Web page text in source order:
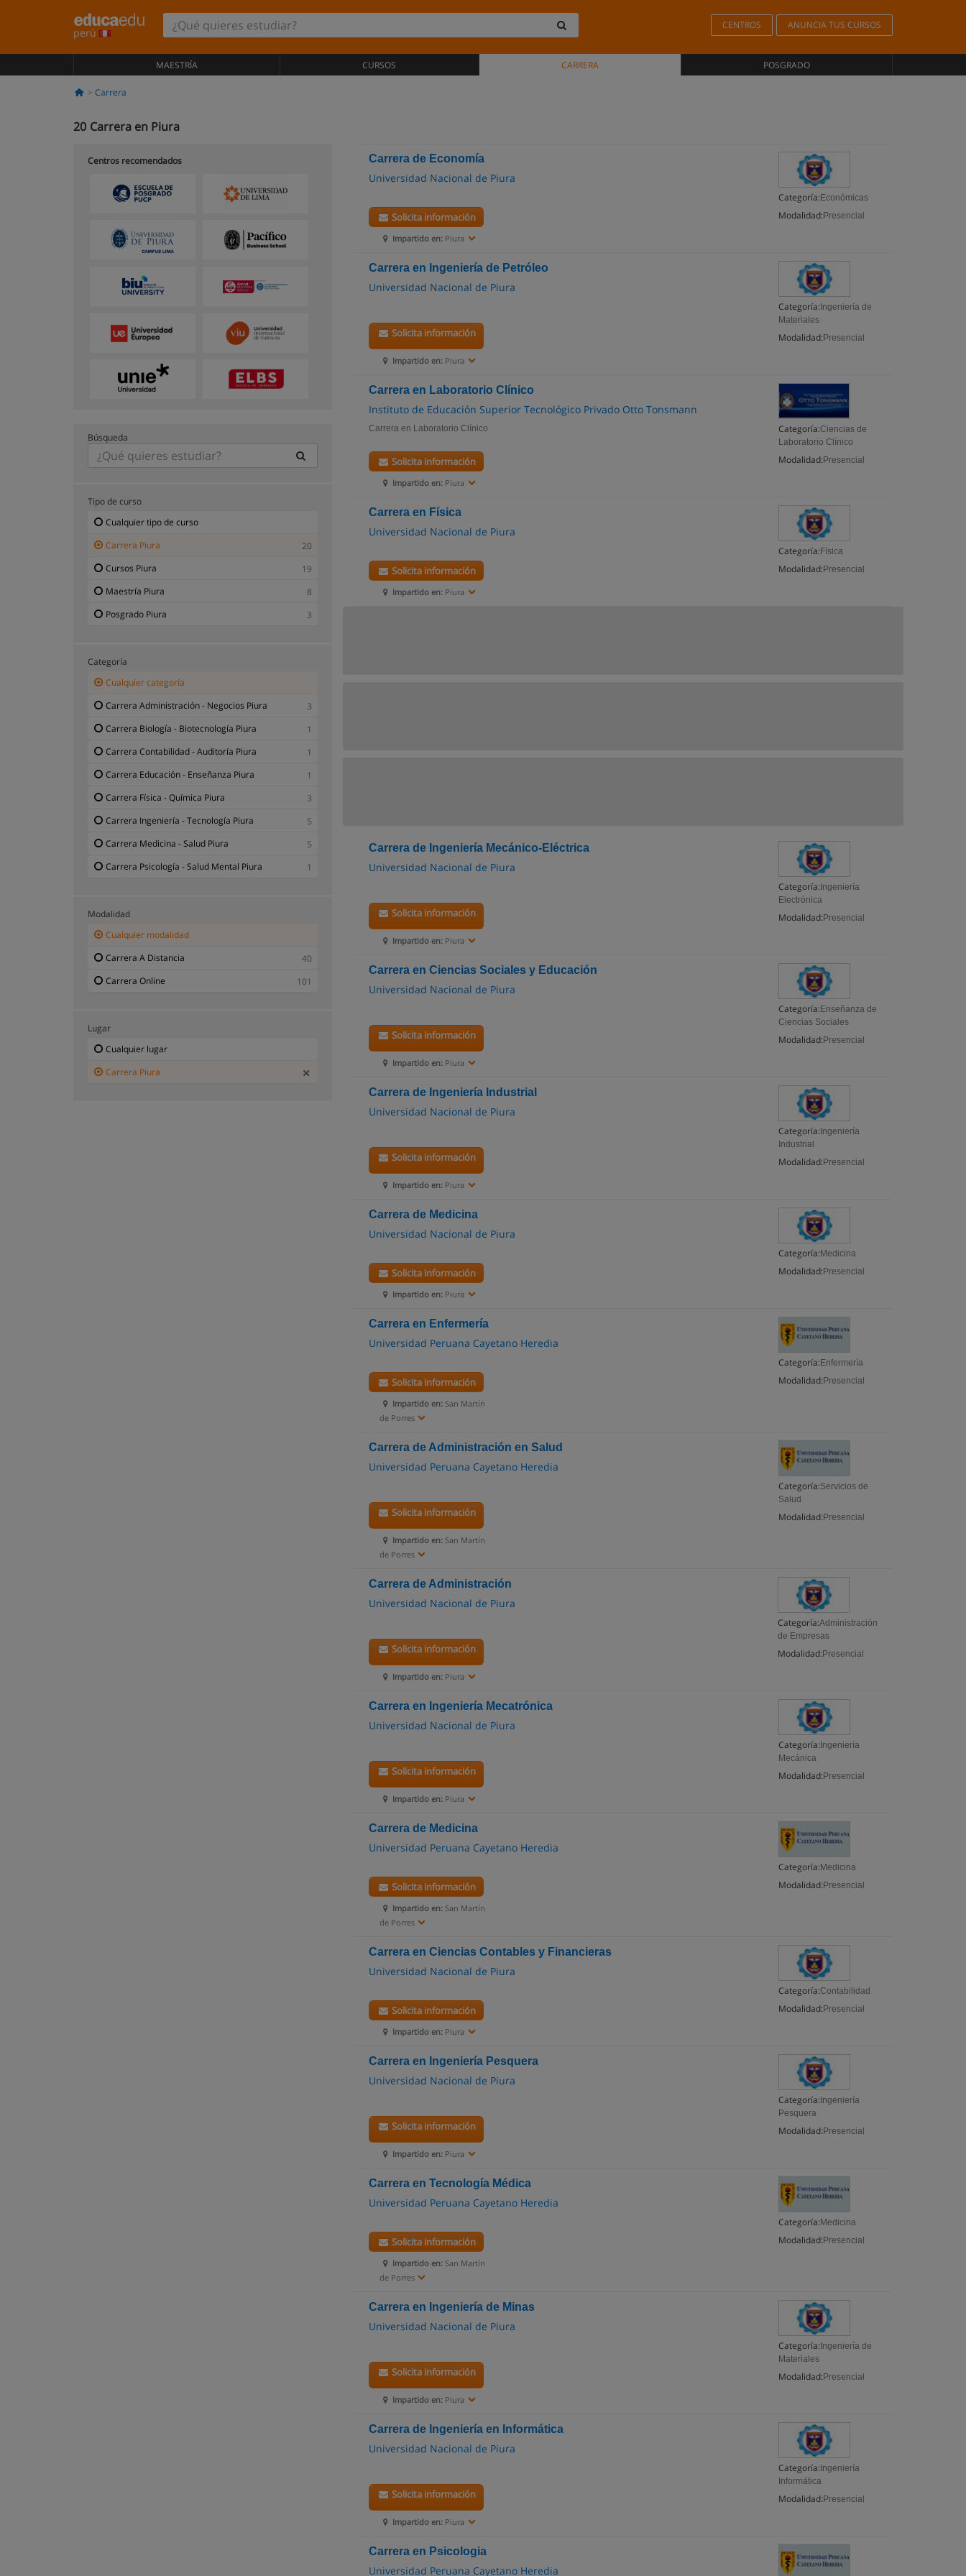
perú
CENTROS ANUNCIA TUS CURSOS
MAESTRÍA CURSOS CARRERA POSGRADO
Carrera
20 Carrera en Piura
Carrera de Economía
Universidad Nacional de Piura
Categoría: Económicas
Modalidad: Presencial
Impartido en: Piura
Solicita información
Carrera en Ingeniería de Petróleo
Universidad Nacional de Piura
Categoría: Ingeniería de
Materiales
Modalidad: Presencial
Impartido en: Piura
Solicita información
Carrera en Laboratorio Clínico
Instituto de Educación Superior Tecnológico Privado Otto Tonsmann
Categoría:Ciencias de
Laboratorio Clínico
Modalidad: Presencial
Carrera en Laboratorio Clínico
Impartido en: Piura
Solicita información
Carrera en Física
Universidad Nacional de Piura
Categoría: Física
Modalidad: Presencial
Impartido en: Piura
Solicita información
Carrera de Ingeniería Mecánico-Eléctrica
Universidad Nacional de Piura
Categoría: Ingeniería
Electrónica
Modalidad: Presencial
Impartido en: Piura
Solicita información
Carrera en Ciencias Sociales y Educación
Universidad Nacional de Piura
Categoría: Enseñanza de
Ciencias Sociales
Modalidad: Presencial
Impartido en: Piura
Solicita información
Carrera de Ingeniería Industrial
Universidad Nacional de Piura
Categoría: Ingeniería
Industrial
Modalidad: Presencial
Impartido en: Piura
Solicita información
Carrera de Medicina
Universidad Nacional de Piura
Categoría: Medicina
Modalidad: Presencial
Impartido en: Piura
Solicita información
Carrera en Enfermería
Universidad Peruana Cayetano Heredia
Categoría: Enfermería
Modalidad: Presencial
Impartido en: San Martín
de Porres
Solicita información
Carrera de Administración en Salud
Universidad Peruana Cayetano Heredia
Categoría:Servicios de
Salud
Modalidad: Presencial
Impartido en: San Martín
de Porres
Solicita información
Carrera de Administración
Universidad Nacional de Piura
Categoría:Administración
de Empresas
Modalidad: Presencial
Impartido en: Piura
Solicita información
Carrera en Ingeniería Mecatrónica
Universidad Nacional de Piura
Categoría: Ingeniería
Mecánica
Modalidad: Presencial
Impartido en: Piura
Solicita información
Carrera de Medicina
Universidad Peruana Cayetano Heredia
Categoría: Medicina
Modalidad: Presencial
Impartido en: San Martín
de Porres
Solicita información
Carrera en Ciencias Contables y Financieras
Universidad Nacional de Piura
Categoría:Contabilidad
Modalidad: Presencial
Impartido en: Piura
Solicita información
Carrera en Ingeniería Pesquera
Universidad Nacional de Piura
Categoría: Ingeniería
Pesquera
Modalidad: Presencial
Impartido en: Piura
Solicita información
Carrera en Tecnología Médica
Universidad Peruana Cayetano Heredia
Categoría: Medicina
Modalidad: Presencial
Impartido en: San Martín
de Porres
Solicita información
Carrera en Ingeniería de Minas
Universidad Nacional de Piura
Categoría: Ingeniería de
Materiales
Modalidad: Presencial
Impartido en: Piura
Solicita información
Carrera de Ingeniería en Informática
Universidad Nacional de Piura
Categoría: Ingeniería
Informática
Modalidad: Presencial
Impartido en: Piura
Solicita información
Carrera en Psicologia
Universidad Peruana Cayetano Heredia
Centros recomendados
Búsqueda
Tipo de curso
Cualquier tipo de curso
Carrera Piura
20
Cursos Piura
19
Maestría Piura
8
Posgrado Piura
3
Categoría
Cualquier categoría
Carrera Administración - Negocios Piura
3
Carrera Biología - Biotecnología Piura
1
Carrera Contabilidad - Auditoría Piura
1
Carrera Educación - Enseñanza Piura
1
Carrera Física - Química Piura
3
Carrera Ingeniería - Tecnología Piura
5
Carrera Medicina - Salud Piura
5
Carrera Psicología - Salud Mental Piura
1
Modalidad
Cualquier modalidad
Carrera A Distancia
40
Carrera Online
101
Lugar
Cualquier lugar
Carrera Piura